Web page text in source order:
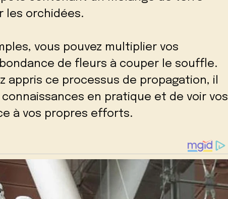
les orchidées.
vous pouvez multiplier vos
de fleurs à couper le souffle.
appris ce processus de propagation, il
en pratique et de voir vos
à vos propres efforts.